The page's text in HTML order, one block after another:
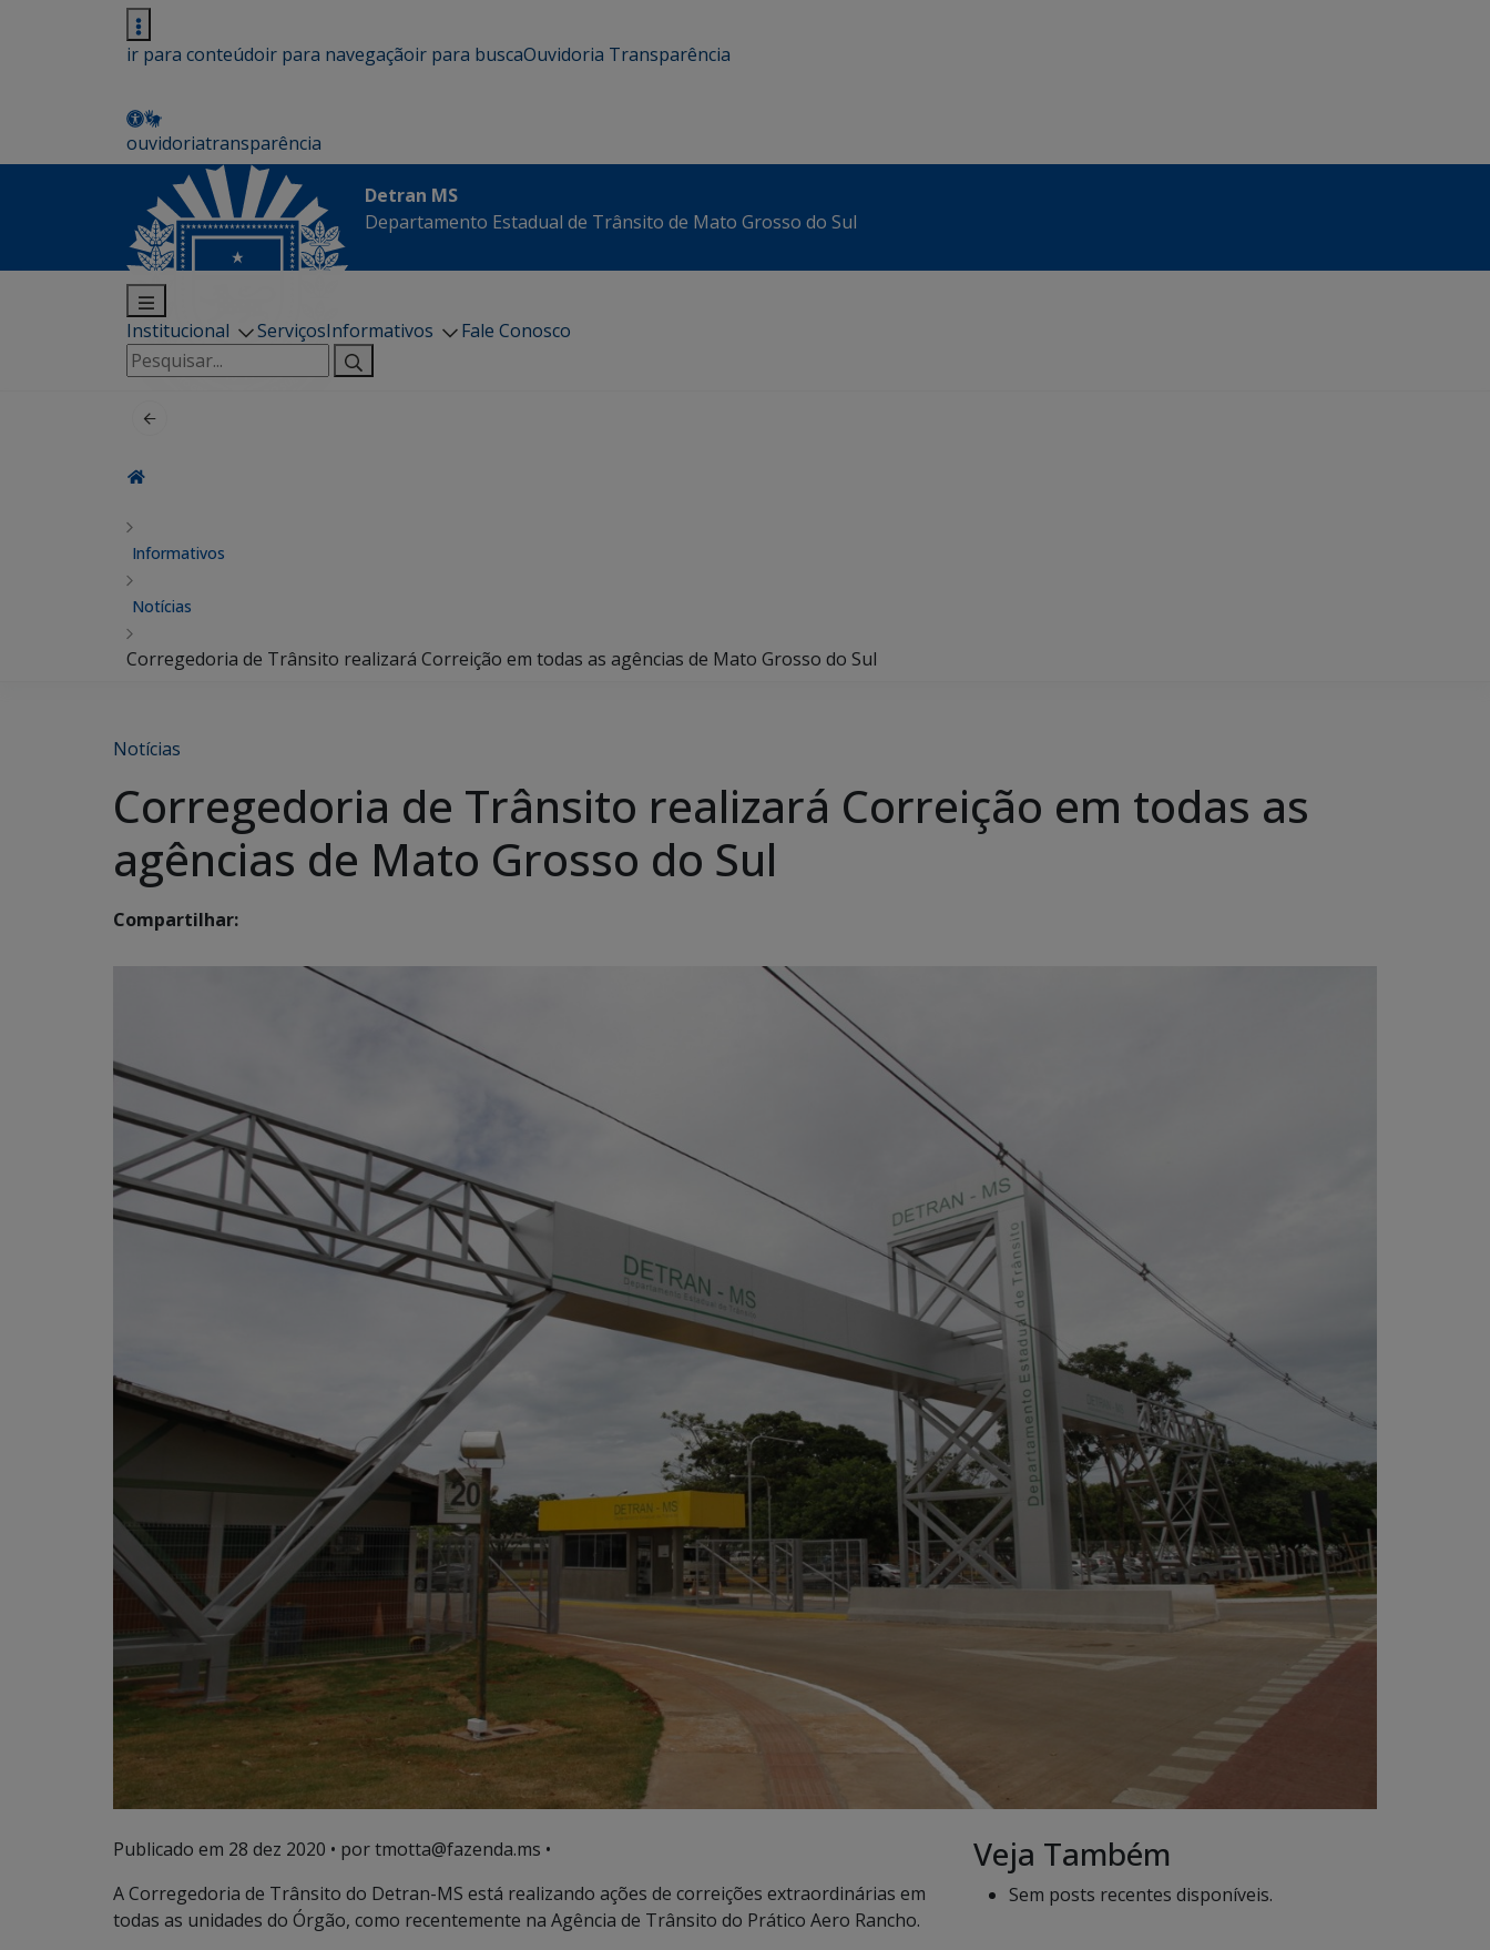
ir para conteúdoir para navegaçãoir para buscaOuvidoria Transparência
ouvidoriatransparência
Detran MS
Departamento Estadual de Trânsito de Mato Grosso do Sul
Institucional ServiçosInformativos
Fale Conosco
Pesquisar
por:
Informativos
Notícias
Corregedoria de Trânsito realizará Correição em todas as agências de Mato Grosso do Sul
Notícias
Corregedoria de Trânsito realizará Correição em todas as
agências de Mato Grosso do Sul
Compartilhar:
Publicado em 28 dez 2020 • por tmotta@fazenda.ms •
A Corregedoria de Trânsito do Detran-MS está realizando ações de correições extraordinárias em
todas as unidades do Órgão, como recentemente na Agência de Trânsito do Prático Aero Rancho.
Veja Também
Sem posts recentes disponíveis.